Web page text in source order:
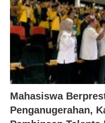
Mahasiswa
Penganugerahan,